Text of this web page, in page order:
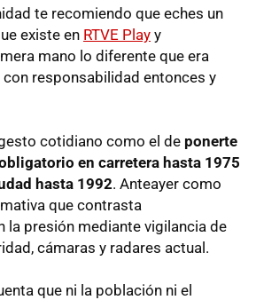
te recomiendo que eches un
existe en RTVE Play y
mano lo diferente que era
responsabilidad entonces y
cotidiano como el de ponerte
en carretera hasta 1975
hasta 1992. Anteayer como
que contrasta
la presión mediante vigilancia de
cámaras y radares actual.
que ni la población ni el